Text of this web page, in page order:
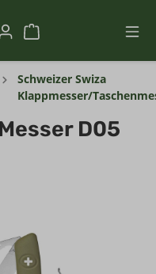
Schweizer Swiza
Klappmesser/
D05